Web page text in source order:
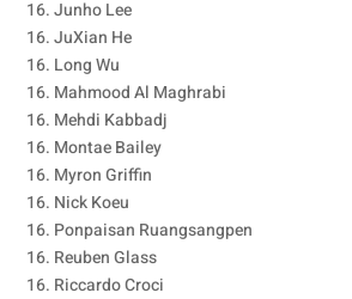
16. Junho Lee
16. JuXian He
16. Long Wu
16. Mahmood Al Maghrabi
16. Mehdi Kabbadj
16. Montae Bailey
16. Myron Griffin
16. Nick Koeu
16. Ponpaisan Ruangsangpen
16. Reuben Glass
16. Riccardo Croci